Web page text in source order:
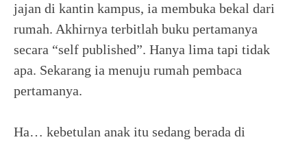
jajan di kantin kampus, ia membuka bekal dari
rumah. Akhirnya terbitlah buku pertamanya
secara “self published”. Hanya lima tapi tidak
apa. Sekarang ia menuju rumah pembaca
pertamanya.
Ha… kebetulan anak itu sedang berada di